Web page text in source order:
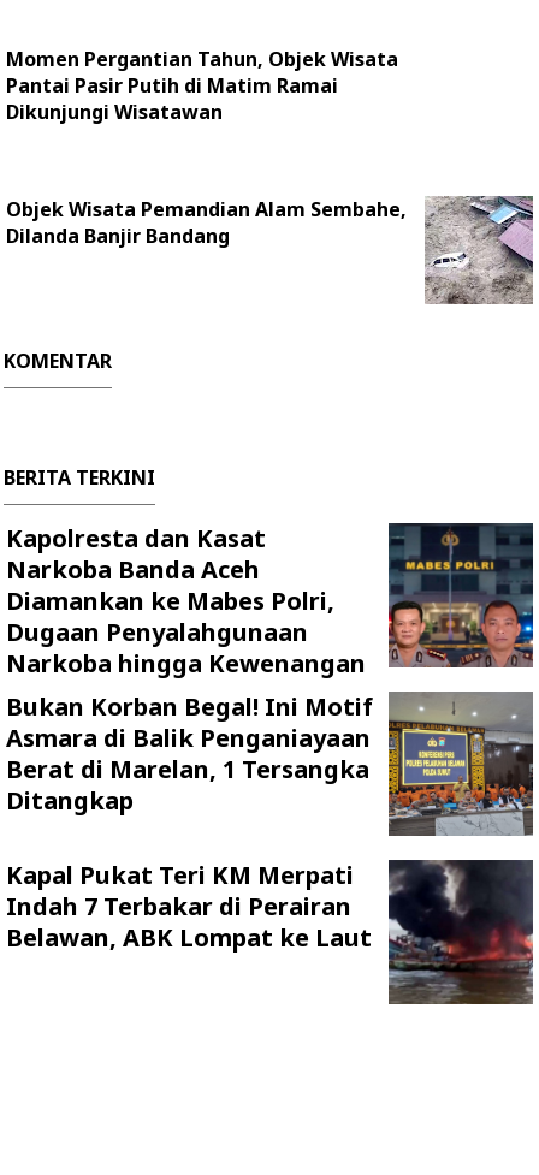
Momen Pergantian Tahun, Objek Wisata
Pantai Pasir Putih di Matim Ramai
Dikunjungi Wisatawan
Objek Wisata Pemandian Alam Sembahe,
Dilanda Banjir Bandang
KOMENTAR
BERITA TERKINI
Kapolresta dan Kasat
Narkoba Banda Aceh
Diamankan ke Mabes Polri,
Dugaan Penyalahgunaan
Narkoba hingga Kewenangan
Bukan Korban Begal! Ini Motif
Asmara di Balik Penganiayaan
Berat di Marelan, 1 Tersangka
Ditangkap
Kapal Pukat Teri KM Merpati
Indah 7 Terbakar di Perairan
Belawan, ABK Lompat ke Laut